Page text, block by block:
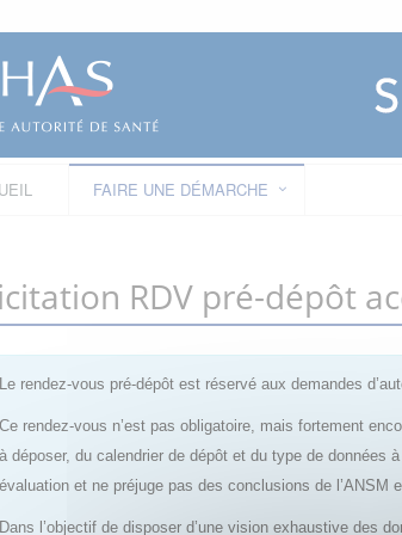
FAIRE UNE DÉMARCHE
RDV pré-dépôt
Le rendez-vous pré-dépôt est réservé aux demandes
Ce rendez-vous n’est pas obligatoire, mais fortement
à déposer, du calendrier de dépôt et du type de données
évaluation et ne préjuge pas des conclusions de l’ANSM
Dans l’objectif de disposer d’une vision exhaustive des